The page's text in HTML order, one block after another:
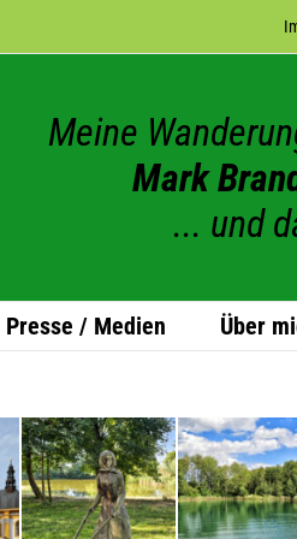
Meine
Mark
... und
Presse / Medien Über